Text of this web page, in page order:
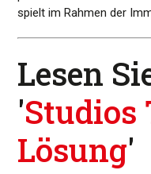
spielt im Rahmen der
Lesen
'Studios
Lösung'